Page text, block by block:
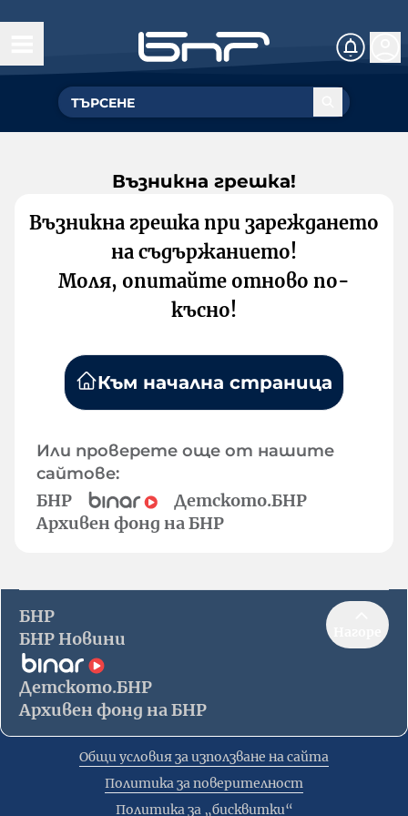
Възникна грешка!
Възникна грешка при зареждането
на съдържанието!
Моля, опитайте отново по-
късно!
Към начална страница
Или проверете още от нашите
сайтове:
БНР
Детското.БНР
Архивен фонд на БНР
БНР
БНР Новини
Детското.БНР
Архивен фонд на БНР
Общи условия за използване на сайта
Политика за поверителност
Политика за „бисквитки“